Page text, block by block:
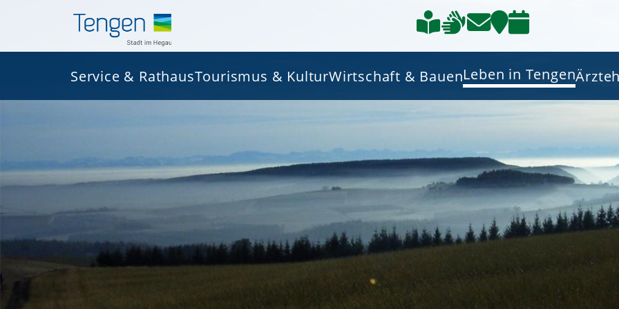
Service & RathausTourismus & KulturWirtschaft & BauenLeben in Tengen